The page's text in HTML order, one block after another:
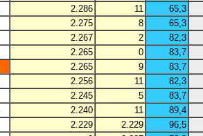
2.286 11
65,3
2.275 8
65,3
2.267 2
82,3
2.265 0
83,7
2.265 9
83,7
2.256 11
82,3
2.245 5
83,7
2.240 11
89,4
2.229 2.229
96,5